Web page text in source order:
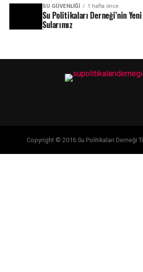
SU GÜVENLIĞI 1 hafta önce
Su Politikaları Derneği’nin
Sularımız
Copyright © 2016 Su Politikaları Derneği